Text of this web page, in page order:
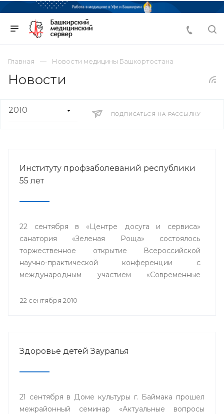
Главная Новости медицины Башкортостана
Новости
ПОДПИСАТЬСЯ НА РАССЫЛКУ
Институту профзаболеваний республики
55 лет
22 сентября в «Центре досуга и сервиса»
санатория «Зеленая Роща» состоялось
торжественное открытие Всероссийской
научно-практической конференции с
международным участием «Современные
труда», проводимой в связи с 55-летием
22 сентября 2010
Здоровье детей Зауралья
21 сентября в Доме культуры г. Баймака прошел
межрайонный семинар «Актуальные вопросы